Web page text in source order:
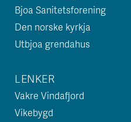
Bjoa Sanitetsforening
Den norske kyrkja
Utbjoa grendahus
LENKER
Vakre Vindafjord
Vikebygd